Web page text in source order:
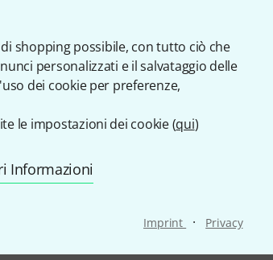
shopping possibile, con tutto ciò che
personalizzati e il salvataggio delle
dei cookie per preferenze,
le impostazioni dei cookie (qui)
Informazioni
Imprint · Privacy